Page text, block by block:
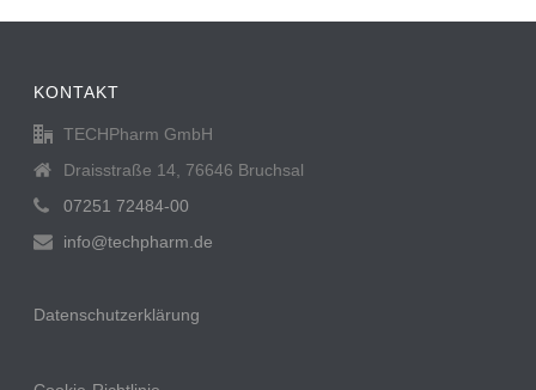
KONTAKT
TECHPharm GmbH
Draisstraße 14, 76646 Bruchsal
07251 72484-00
info@techpharm.de
Datenschutzerklärung